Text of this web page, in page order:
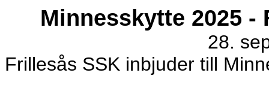
Minnesskytte 2025
28.
Frillesås SSK inbjuder till